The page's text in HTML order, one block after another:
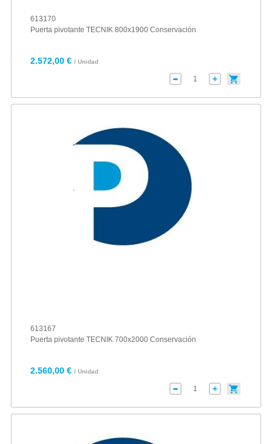
613170
Puerta pivotante TECNIK 800x1900 Conservación
2.572,00 € / Unidad
613167
Puerta pivotante TECNIK 700x2000 Conservación
2.560,00 € / Unidad